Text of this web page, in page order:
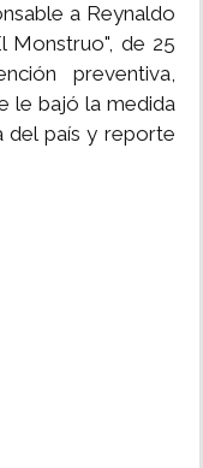
a Reynaldo
Monstruo", de 25
preventiva,
le bajó la medida
del país y reporte